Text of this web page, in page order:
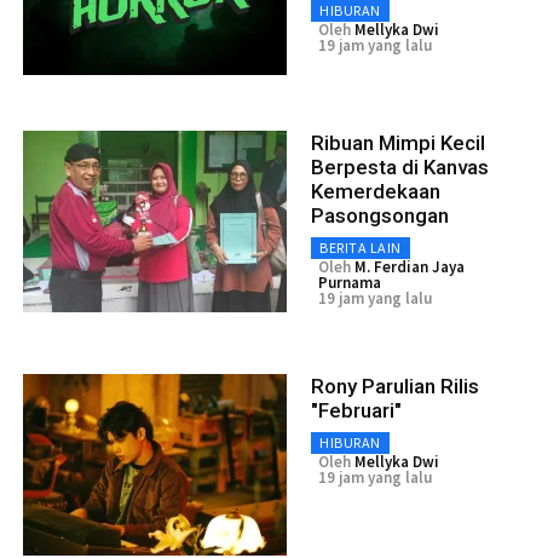
HIBURAN
Oleh Mellyka Dwi
19 jam yang lalu
Ribuan Mimpi Kecil
Berpesta di Kanvas
Kemerdekaan
Pasongsongan
BERITA LAIN
Oleh M. Ferdian Jaya
Purnama
19 jam yang lalu
Rony Parulian Rilis
"Februari"
HIBURAN
Oleh Mellyka Dwi
19 jam yang lalu